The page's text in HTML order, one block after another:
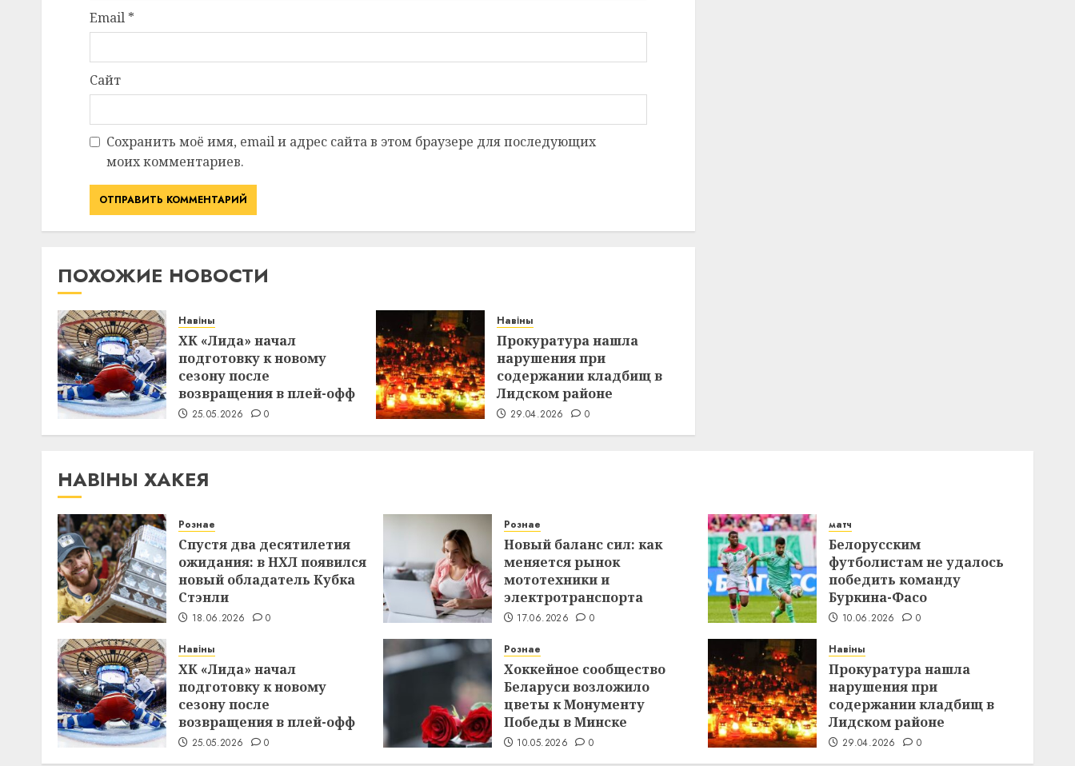
Email *
Сайт
Сохранить моё имя, email и адрес сайта в этом браузере для последующих
моих комментариев.
ПОХОЖИЕ НОВОСТИ
Навіны
ХК «Лида» начал
подготовку к новому
сезону после
возвращения в плей-офф
25.05.2026 0
Навіны
Прокуратура нашла
нарушения при
содержании кладбищ в
Лидском районе
29.04.2026 0
НАВІНЫ ХАКЕЯ
Рознае
Спустя два десятилетия
ожидания: в НХЛ появился
новый обладатель Кубка
Стэнли
18.06.2026 0
Рознае
Новый баланс сил: как
меняется рынок
мототехники и
электротранспорта
17.06.2026 0
матч
Белорусским
футболистам не удалось
победить команду
Буркина-Фасо
10.06.2026 0
Навіны
ХК «Лида» начал
подготовку к новому
сезону после
возвращения в плей-офф
25.05.2026 0
Рознае
Хоккейное сообщество
Беларуси возложило
цветы к Монументу
Победы в Минске
10.05.2026 0
Навіны
Прокуратура нашла
нарушения при
содержании кладбищ в
Лидском районе
29.04.2026 0